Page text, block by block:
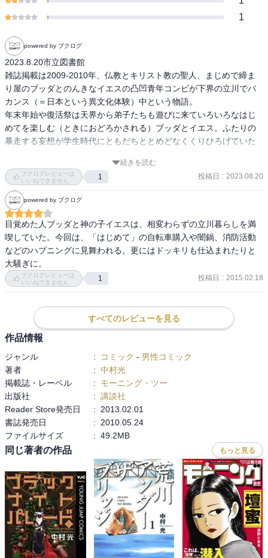
1
powered by ブクログ
2023.8.20市立図書館
雑誌掲載は2009-2010年、仏教とキリスト教の聖人、まじめで締ま
り屋のブッダとのんきなイエスの凸凹青年コンビが下界の立川でバ
カンス（＝日本という異文化体験）中という物語。
年末年始や復活祭は天界から弟子たちも遊びに来ていろいろなはじ
めてを楽しむ（ときにおどろかされる）ブッダとイエス。ふたりの
暴走する妄想が学生時代にともだちととめどなくくりひろげていた
一回りも若い世代と知ってちょっとおどろいた。
続きを読む
ブクログレビューは
いいねできません
1 投稿日 : 2023.08.20
powered by ブクログ
目覚めた人ブッダと神の子イエスは、相変わらずの立川暮らしを満
喫していた。今回は、「はじめて」の自転車購入や闇鍋、消防活動
などのハプニングに見舞われる。更にはドッキリも仕込まれたりと
大騒ぎに。
ブクログレビューは
いいねできません
1 投稿日 : 2015.02.18
すべてのレビューを見る
作品情報
ジャンル : コミック - 男性コミック
著者
: 中村光
掲載誌・レーベル
:
モーニング・ツー
出版社
: 講談社
Reader Store発売日
:
2013.02.01
書誌発売日
:
2010.05.24
ファイルサイズ
: 49.2MB
同じ著者の作品 もっと見る